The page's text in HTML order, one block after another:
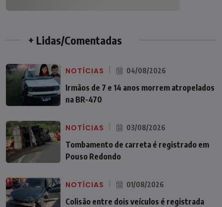
+ Lidas/Comentadas
NOTÍCIAS 04/08/2026
Irmãos de 7 e 14 anos morrem atropelados
na BR-470
NOTÍCIAS 03/08/2026
Tombamento de carreta é registrado em
Pouso Redondo
NOTÍCIAS 01/08/2026
Colisão entre dois veículos é registrada